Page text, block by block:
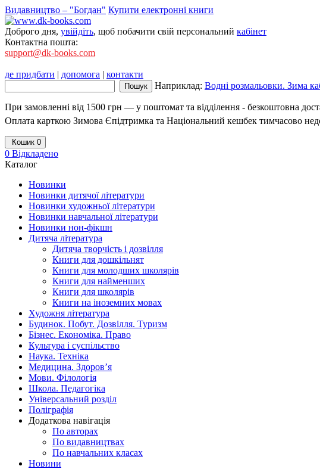
Видавництво – "Богдан" Купити електронні книги
Доброго дня, увійдіть, щоб побачити свій персональний кабінет
Контактна пошта:
support@dk-books.com
де придбати | допомога | контакти
Наприклад: Водні розмальовки. Зима
При замовленні від 1500 грн — у поштомат та відділення - безкоштовна
Оплата карткою Зимова Єпідтримка та Національний кешбек тимчасово
Кошик 0
0 Відкладено
Каталог
Новинки
Новинки дитячої літератури
Новинки художньої літератури
Новинки навчальної літератури
Новинки нон-фікшн
Дитяча література
Дитяча творчість і дозвілля
Книги для дошкільнят
Книги для молодших школярів
Книги для найменших
Книги для школярів
Книги на іноземних мовах
Художня література
Будинок. Побут. Дозвілля. Туризм
Бізнес. Економіка. Право
Культура і суспільство
Наука. Техніка
Медицина. Здоров’я
Мови. Філологія
Школа. Педагогіка
Універсальний розділ
Поліграфія
Додаткова навігація
По авторах
По видавництвах
По навчальних класах
Новини